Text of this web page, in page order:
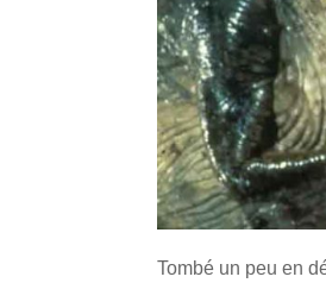
Tombé un peu en